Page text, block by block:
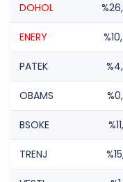
DOHOL
ENERY
PATEK
OBAMS
BSOKE
TRENJ